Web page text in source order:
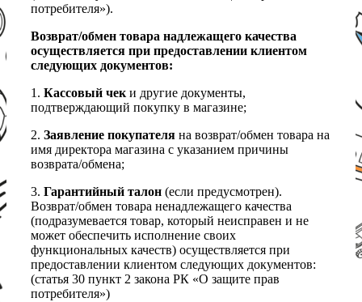
потребителя»).
Возврат/обмен товара надлежащего качества
осуществляется при предоставлении клиентом
следующих документов:
1. Кассовый чеки другие документы,
подтверждающий покупку в магазине;
2. Заявление покупателя на возврат/обмен товара на
имя директора магазина с указанием причины
возврата/обмена;
3. Гарантийный талон (если предусмотрен).
Возврат/обмен товара ненадлежащего качества
(подразумевается товар, который неисправен и не
может обеспечить исполнение своих
функциональных качеств) осуществляется при
предоставлении клиентом следующих документов:
(статья 30 пункт 2 закона РК «О защите прав
потребителя»)